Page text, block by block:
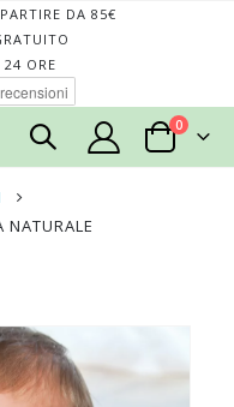
DA 85€
ORE
Cart
0elementi